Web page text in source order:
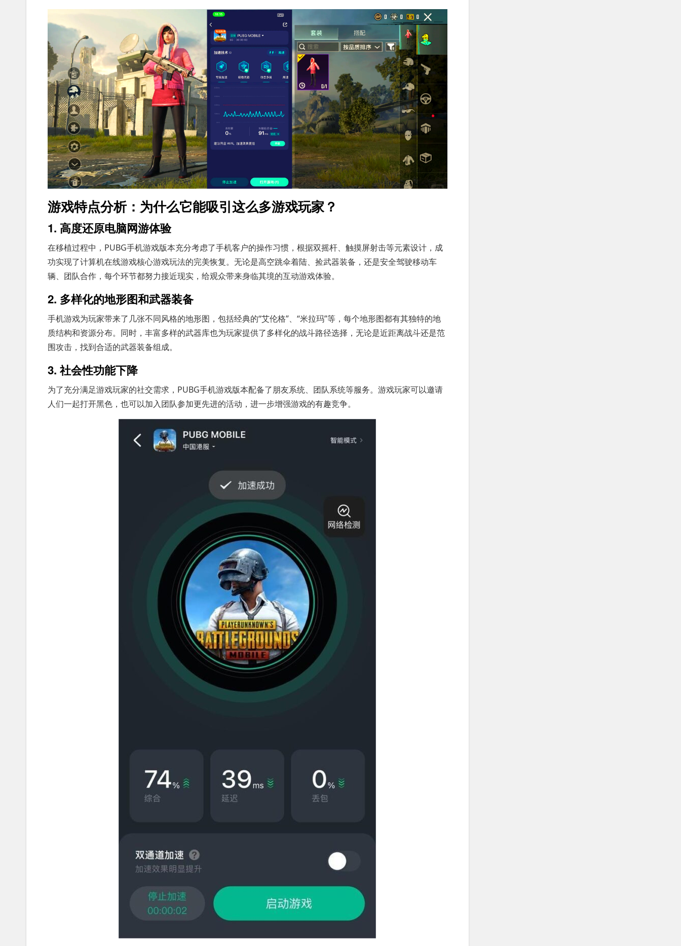
游戏特点分析：为什么它能吸引这么多游戏玩家？
1. 高度还原电脑网游体验
在移植过程中，PUBG手机游戏版本充分考虑了手机客户的操作习惯，根据双摇杆、触摸屏射击等元素设计，成
功实现了计算机在线游戏核心游戏玩法的完美恢复。无论是高空跳伞着陆、捡武器装备，还是安全驾驶移动车
辆、团队合作，每个环节都努力接近现实，给观众带来身临其境的互动游戏体验。
2. 多样化的地形图和武器装备
手机游戏为玩家带来了几张不同风格的地形图，包括经典的“艾伦格”、“米拉玛”等，每个地形图都有其独特的地
质结构和资源分布。同时，丰富多样的武器库也为玩家提供了多样化的战斗路径选择，无论是近距离战斗还是范
围攻击，找到合适的武器装备组成。
3. 社会性功能下降
为了充分满足游戏玩家的社交需求，PUBG手机游戏版本配备了朋友系统、团队系统等服务。游戏玩家可以邀请
人们一起打开黑色，也可以加入团队参加更先进的活动，进一步增强游戏的有趣竞争。